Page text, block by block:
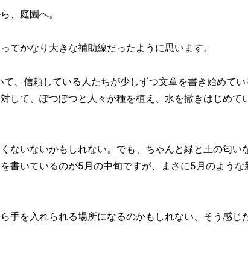
、庭園へ。
てかなり大きな補助線だったように思います。
、信頼している人たちが少しずつ文章を書き始めてい
して、ぽつぽつと人々が種を植え、水を撒きはじめて
ないないかもしれない。でも、ちゃんと緑と土の匂い
書いているのが5月の中旬ですが、まさに5月のような
手を入れられる場所になるのかもしれない、そう感じ